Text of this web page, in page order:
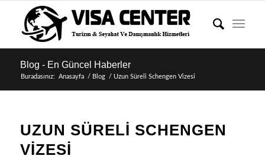
Blog - En Güncel Haberler
Buradasınız: Anasayfa / Blog / Uzun Süreli Schengen Vizesi
UZUN SÜRELI SCHENGEN
VIZESI